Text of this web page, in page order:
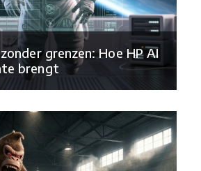
grenzen: Hoe HP AI
brengt